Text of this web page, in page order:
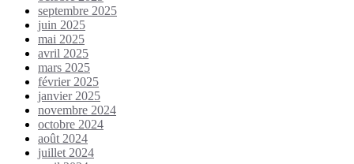
septembre 2025
juin 2025
mai 2025
avril 2025
mars 2025
février 2025
janvier 2025
novembre 2024
octobre 2024
août 2024
juillet 2024